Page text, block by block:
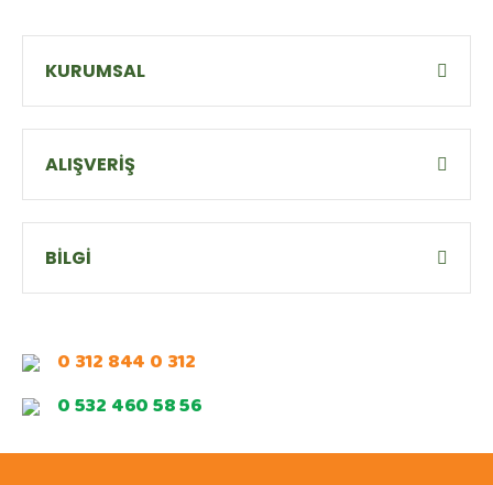
KURUMSAL
ALIŞVERİŞ
BİLGİ
0 312 844 0 312
0 532 460 58 56